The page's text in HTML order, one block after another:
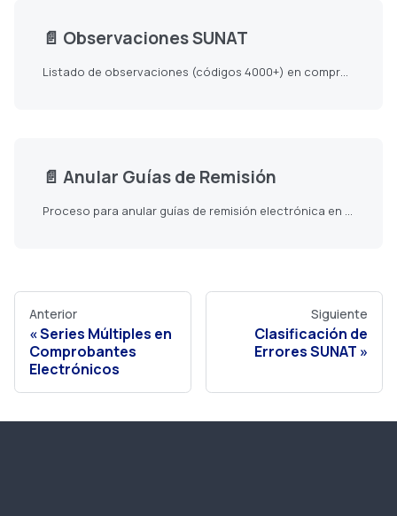
📄️ Observaciones SUNAT
Listado de observaciones (códigos 4000+) en comprobantes electrónicos SUNAT Perú.
📄️ Anular Guías de Remisión
Proceso para anular guías de remisión electrónica en SUNAT
Anterior
Series Múltiples en
Comprobantes
Electrónicos
Siguiente
Clasificación de
Errores SUNAT